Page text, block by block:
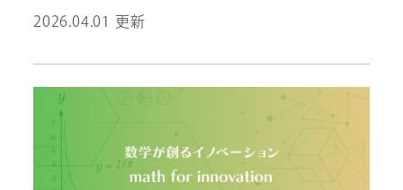
2026.04.01 更新